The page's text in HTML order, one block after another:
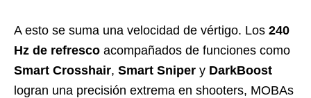
A esto se suma una velocidad de vértigo. Los 240
Hz de refresco acompañados de funciones como
Smart Crosshair, Smart Sniper y DarkBoost
logran una precisión extrema en shooters, MOBAs